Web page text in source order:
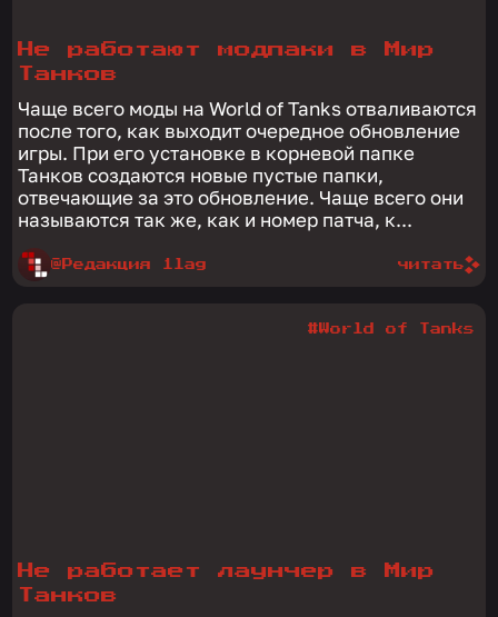
Не работают модпаки в Мир
Танков
Чаще всего моды на World of Tanks отваливаются
после того, как выходит очередное обновление
игры. При его установке в корневой папке
Танков создаются новые пустые папки,
отвечающие за это обновление. Чаще всего они
называются так же, как и номер патча, к...
@Редакция 1lag читать
Не работает лаунчер в Мир
Танков
#World of Tanks